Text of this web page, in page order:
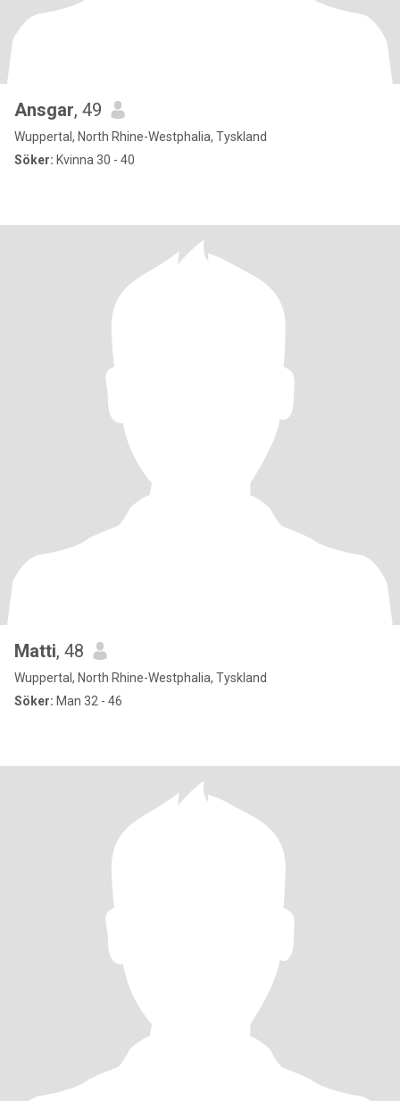
Ansgar, 49
Wuppertal, North Rhine-Westphalia, Tyskland
Söker: Kvinna 30 - 40
Matti, 48
Wuppertal, North Rhine-Westphalia, Tyskland
Söker: Man 32 - 46